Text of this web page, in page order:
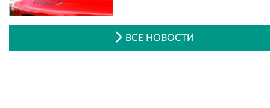
ВСЕ НОВОСТИ